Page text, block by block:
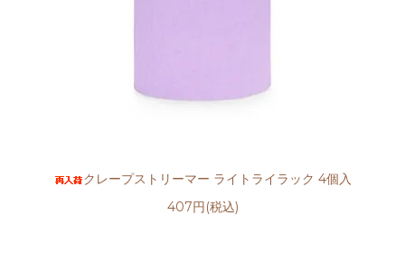
クレープストリーマー ライトライラック 4個入
407円(税込)